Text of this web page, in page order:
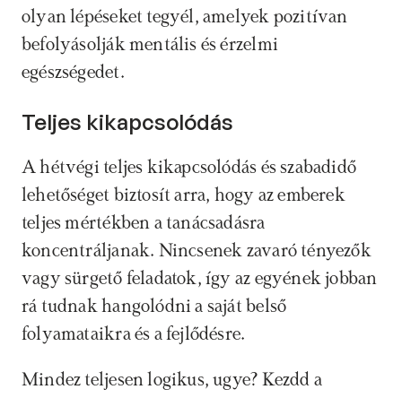
olyan lépéseket tegyél, amelyek pozitívan
befolyásolják mentális és érzelmi
egészségedet.
Teljes kikapcsolódás
A hétvégi teljes kikapcsolódás és szabadidő
lehetőséget biztosít arra, hogy az emberek
teljes mértékben a tanácsadásra
koncentráljanak. Nincsenek zavaró tényezők
vagy sürgető feladatok, így az egyének jobban
rá tudnak hangolódni a saját belső
folyamataikra és a fejlődésre.
Mindez teljesen logikus, ugye? Kezdd a